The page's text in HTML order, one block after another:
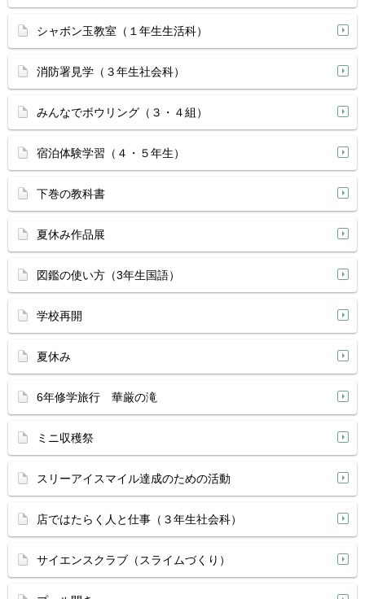
シャボン玉教室（１年生生活科）
消防署見学（３年生社会科）
みんなでボウリング（３・４組）
宿泊体験学習（４・５年生）
下巻の教科書
夏休み作品展
図鑑の使い方（3年生国語）
学校再開
夏休み
6年修学旅行 華厳の滝
ミニ収穫祭
スリーアイスマイル達成のための活動
店ではたらく人と仕事（３年生社会科）
サイエンスクラブ（スライムづくり）